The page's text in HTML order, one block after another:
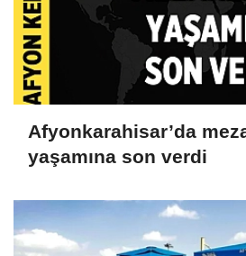
Afyonkarahisar’da
yaşamına son verdi